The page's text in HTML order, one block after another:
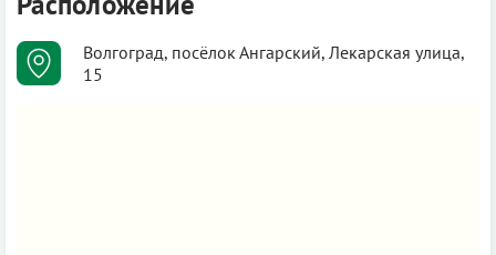
Волгоград, посёлок Ангарский, Лекарская улица,
15